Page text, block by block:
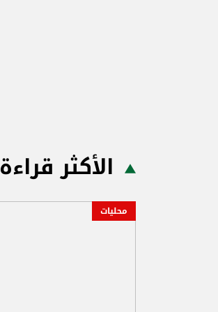
الأكثر قراءة
محليات